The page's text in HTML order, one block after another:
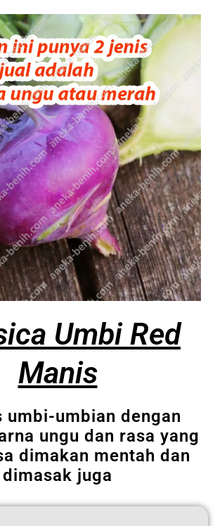
Umbi Red
Manis
umbi-umbian dengan
ungu dan rasa yang
dimakan mentah dan
dimasak juga